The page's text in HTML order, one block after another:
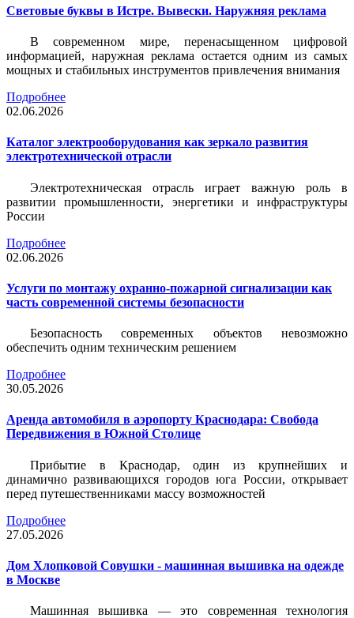
Световые буквы в Истре. Вывески. Наружняя реклама
В современном мире, перенасыщенном цифровой
информацией, наружная реклама остается одним из самых
мощных и стабильных инструментов привлечения внимания
Подробнее
02.06.2026
Каталог электрооборудования как зеркало развития
электротехнической отрасли
Электротехническая отрасль играет важную роль в
развитии промышленности, энергетики и инфраструктуры
России
Подробнее
02.06.2026
Услуги по монтажу охранно-пожарной сигнализации как
часть современной системы безопасности
Безопасность современных объектов невозможно
обеспечить одним техническим решением
Подробнее
30.05.2026
Аренда автомобиля в аэропорту Краснодара: Свобода
Передвижения в Южной Столице
Прибытие в Краснодар, один из крупнейших и
динамично развивающихся городов юга России, открывает
перед путешественниками массу возможностей
Подробнее
27.05.2026
Дом Хлопковой Совушки - машинная вышивка на одежде
в Москве
Машинная вышивка — это современная технология